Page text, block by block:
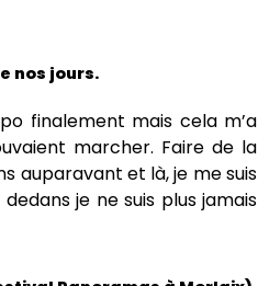
nos jours.
finalement mais cela m’a
marcher. Faire de la
auparavant et là, je me suis
je ne suis plus jamais